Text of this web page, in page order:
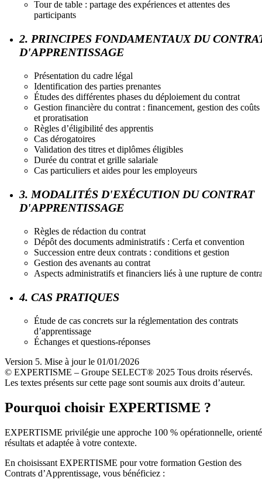
Tour de table : partage des expériences et attentes des
participants
2. PRINCIPES FONDAMENTAUX DU
D'APPRENTISSAGE
Présentation du cadre légal
Identification des parties prenantes
Études des différentes phases du déploiement du contrat
Gestion financière du contrat : financement, gestion des coûts
et proratisation
Règles d’éligibilité des apprentis
Cas dérogatoires
Validation des titres et diplômes éligibles
Durée du contrat et grille salariale
Cas particuliers et aides pour les employeurs
3. MODALITÉS D'EXÉCUTION DU CONTRAT
D'APPRENTISSAGE
Règles de rédaction du contrat
Dépôt des documents administratifs : Cerfa et convention
Succession entre deux contrats : conditions et gestion
Gestion des avenants au contrat
Aspects administratifs et financiers liés à une rupture de
4. CAS PRATIQUES
Étude de cas concrets sur la réglementation des contrats
d’apprentissage
Échanges et questions-réponses
Version 5. Mise à jour le 01/01/2026
© EXPERTISME – Groupe SELECT® 2025 Tous droits réservés.
Les textes présents sur cette page sont soumis aux droits d’auteur.
Pourquoi choisir EXPERTISME ?
EXPERTISME privilégie une approche 100 % opérationnelle,
résultats et adaptée à votre contexte.
En choisissant EXPERTISME pour votre formation Gestion des
Contrats d’Apprentissage, vous bénéficiez :